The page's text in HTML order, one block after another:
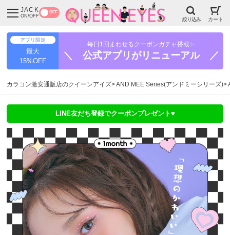
JACK
ON/OFF
OFF
絞り込み カート
アプリ限定
最大
15%OFF
毎日1回まわせるクーポンガチャ搭載✨
＼ 公式アプリがリニューアル ／
カラコン激安通販店のクイーンアイズ AND MEE Series(アンドミーシリーズ)
LINE友だち登録でクーポンプレゼント♥